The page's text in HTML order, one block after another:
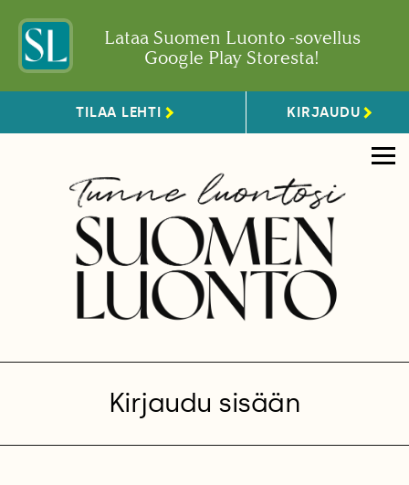
Lataa Suomen Luonto -sovellus
Google Play Storesta!
TILAA LEHTI KIRJAUDU
Kirjaudu sisään